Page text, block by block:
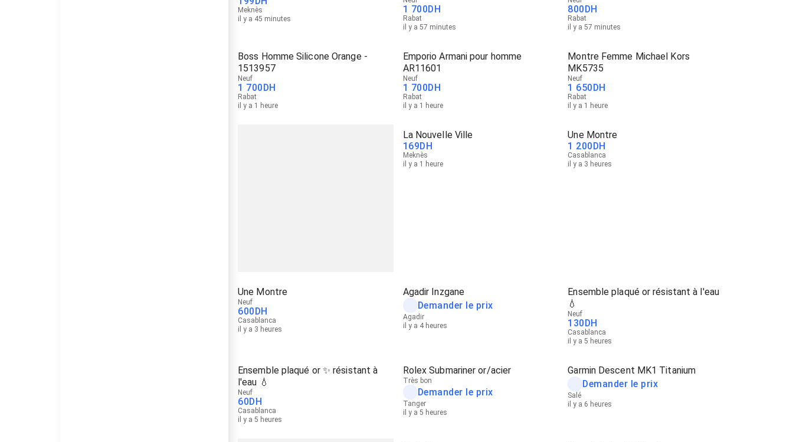
Meknès
il y a 45 minutes
1 700DH
Rabat
il y a 57 minutes
800DH
Rabat
il y a 57 minutes
Boss Homme Silicone Orange -
1513957
Neuf
1 700DH
Rabat
il y a 1 heure
Emporio Armani pour homme
AR11601
Neuf
1 700DH
Rabat
il y a 1 heure
Montre Femme Michael Kors
MK5735
Neuf
1 650DH
Rabat
il y a 1 heure
La Nouvelle Ville
169DH
Meknès
il y a 1 heure
Une Montre
1 200DH
Casablanca
il y a 3 heures
Une Montre
Neuf
600DH
Casablanca
il y a 3 heures
Agadir Inzgane
Demander le prix
Agadir
il y a 4 heures
Ensemble plaqué or résistant à l'eau
💧
Neuf
130DH
Casablanca
il y a 5 heures
Ensemble plaqué or ✨ résistant à
l'eau 💧
Neuf
60DH
Casablanca
il y a 5 heures
Rolex Submariner or/acier
Très bon
Demander le prix
Tanger
il y a 5 heures
Garmin Descent MK1 Titanium
Demander le prix
Salé
il y a 6 heures